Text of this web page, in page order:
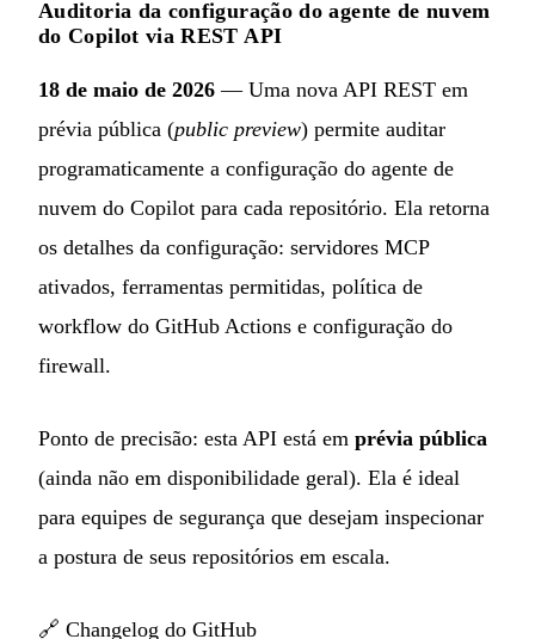
Auditoria da configuração do agente de nuvem
do Copilot via REST API
18 de maio de 2026 — Uma nova API REST em
prévia pública (public preview) permite auditar
programaticamente a configuração do agente de
nuvem do Copilot para cada repositório. Ela retorna
os detalhes da configuração: servidores MCP
ativados, ferramentas permitidas, política de
workflow do GitHub Actions e configuração do
firewall.
Ponto de precisão: esta API está em prévia pública
(ainda não em disponibilidade geral). Ela é ideal
para equipes de segurança que desejam inspecionar
a postura de seus repositórios em escala.
🔗 Changelog do GitHub